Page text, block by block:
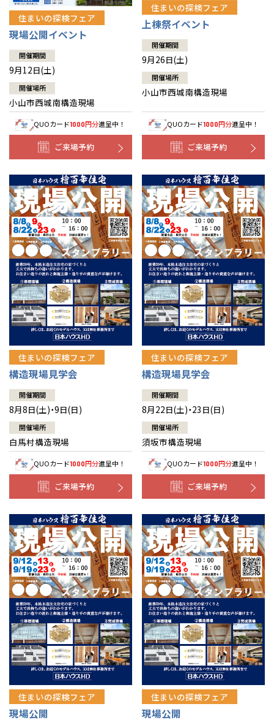
住まいの探検フェア
現場公開イベント
開催期間
9月12日(土)
開催場所
小山市西城南構造現場
QUOカード1000円分進呈中！
ご来場予約
住まいの探検フェア
上棟祭イベント
開催期間
9月26日(土)
開催場所
小山市西城南構造現場
QUOカード1000円分進呈中！
ご来場予約
住まいの探検フェア
構造現場見学会
開催期間
8月8日(土)・9日(日)
開催場所
白馬村構造現場
QUOカード1000円分進呈中！
ご来場予約
住まいの探検フェア
構造現場見学会
開催期間
8月22日(土)・23日(日)
開催場所
須坂市構造現場
QUOカード1000円分進呈中！
ご来場予約
住まいの探検フェア
現場公開
住まいの探検フェア
現場公開